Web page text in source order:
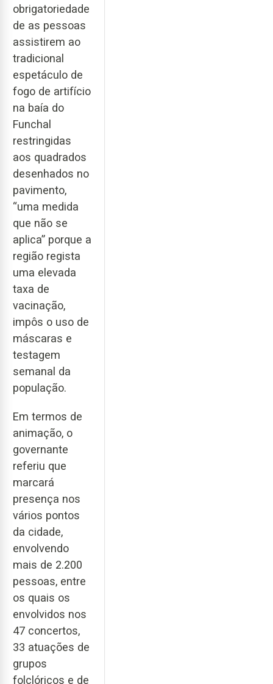
obrigatoriedade
de as pessoas
assistirem ao
tradicional
espetáculo de
fogo de artifício
na baía do
Funchal
restringidas
aos quadrados
desenhados no
pavimento,
“uma medida
que não se
aplica” porque a
região regista
uma elevada
taxa de
vacinação,
impôs o uso de
máscaras e
testagem
semanal da
população.
Em termos de
animação, o
governante
referiu que
marcará
presença nos
vários pontos
da cidade,
envolvendo
mais de 2.200
pessoas, entre
os quais os
envolvidos nos
47 concertos,
33 atuações de
grupos
folclóricos e de